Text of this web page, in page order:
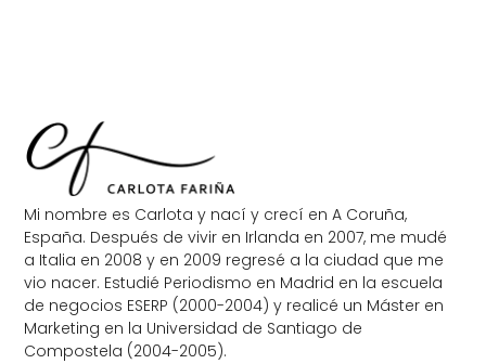
Mi nombre es Carlota y nací y crecí en A Coruña,
España. Después de vivir en Irlanda en 2007, me mudé
a Italia en 2008 y en 2009 regresé a la ciudad que me
vio nacer. Estudié Periodismo en Madrid en la escuela
de negocios ESERP (2000-2004) y realicé un Máster en
Marketing en la Universidad de Santiago de
Compostela (2004-2005).